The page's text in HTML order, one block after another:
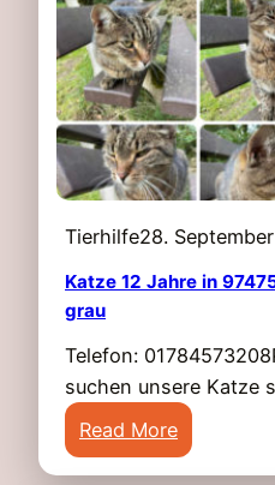
e
b
r
u
n
n
*
s
s
t
ä
h
e
S
c
h
e
i
f
r
t
Tierhilfe28.
Katze 12 Jahre in
grau
Telefon:
suchen unsere Katze
Read More:
K